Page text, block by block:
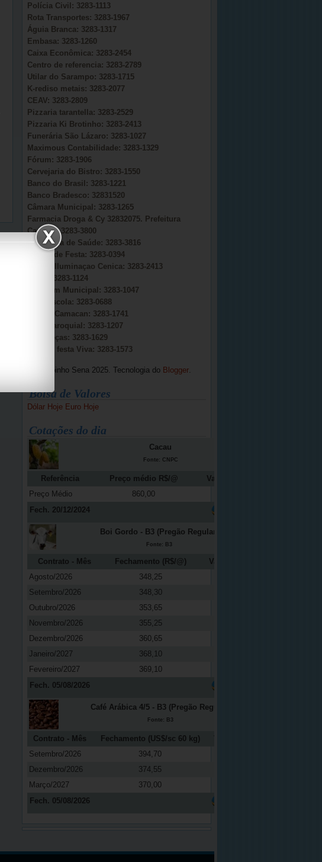
Polícia Civil: 3283-1113
Rota Transportes: 3283-1967
Águia Branca: 3283-1317
Embasa: 3283-1260
Caixa Econômica: 3283-2454
Centro de referencia: 3283-2789
Utilar do Sarampo: 3283-1715
K-rediso metais: 3283-2077
CEAV: 3283-2809
Pizzaria tarantella: 3283-2529
Pizzaria Ki Brotinho: 3283-2413
Funerária São Lázaro: 3283-1027
Maximous Contabilidade: 3283-1329
Fórum: 3283-1906
Cervejaria do Bistro: 3283-1550
Banco do Brasil: 3283-1221
Banco Bradesco: 32831520
Câmara Municipal: 3283-1265
Farmacia Droga & Cy 32832075. Prefeitura
Camacã: 3283-3800
Secretária de Saúde: 3283-3816
Sonho de Festa: 3283-0394
AmmC Iluminaçao Cenica: 3283-2413
CAPS: 3283-1124
Garagem Municipal: 3283-1047
Auto Escola: 3283-0688
Viação Camacan: 3283-1741
Casa Paroquial: 3283-1207
Bike Peças: 3283-1629
Espaço festa Viva: 3283-1573
Jabinho Sena 2025. Tecnologia do Blogger.
Bolsa de Valores
Dólar Hoje Euro Hoje
Cotações do dia
Cacau
Fonte: CNPC
Referência Preço médio R$/@
Variação (%)
Preço Médio
860,00
Fech. 20/12/2024
Boi Gordo - B3 (Pregão Regular)
Fonte: B3
Contrato - Mês Fechamento (R$/@)
Variação (%)
Agosto/2026
348,25
Setembro/2026
348,30
Outubro/2026
353,65
Novembro/2026
355,25
Dezembro/2026
360,65
Janeiro/2027
368,10
Fevereiro/2027
369,10
Fech. 05/08/2026
Café Arábica 4/5 - B3 (Pregão Regular)
Fonte: B3
Contrato - Mês Fechamento (US$/sc 60 kg)
Setembro/2026
394,70
Dezembro/2026
374,55
Março/2027
370,00
Fech. 05/08/2026